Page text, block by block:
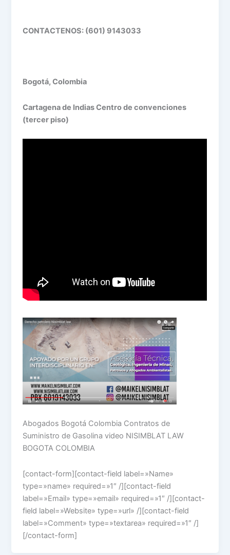
CONTACTENOS: (601) 9143033
Bogotá, Colombia
Cartagena de Indias Centro de convenciones
(tercer piso)
Abogados Bogotá Colombia Contratos de
Suministro de Gasolina video NISIMBLAT LAW
BOGOTA COLOMBIA
[contact-form][contact-field label=»Name»
type=»name» required=»1″ /][contact-field
label=»Email» type=»email» required=»1″ /][contact-
field label=»Website» type=»url» /][contact-field
label=»Comment» type=»textarea» required=»1″ /]
[/contact-form]